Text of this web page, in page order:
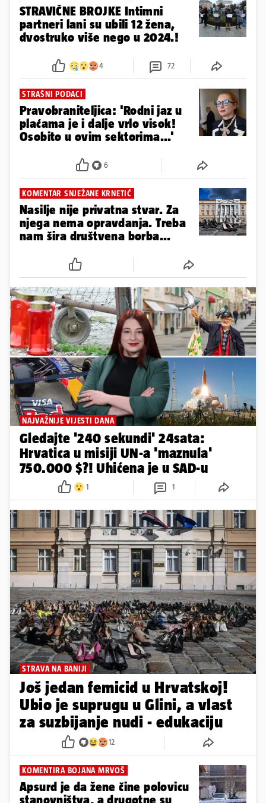
STRAVIČNE BROJKE Intimni
partneri lani su ubili 12 žena,
dvostruko više nego u 2024.!
4 72
STRAŠNI PODACI
Pravobraniteljica: 'Rodni jaz u
plaćama je i dalje vrlo visok!
Osobito u ovim sektorima...'
6
KOMENTAR SNJEŽANE KRNETIĆ
Nasilje nije privatna stvar. Za
njega nema opravdanja. Treba
nam šira društvena borba...
NAJVAŽNIJE VIJESTI DANA
Gledajte '240 sekundi' 24sata:
Hrvatica u misiji UN-a 'maznula'
750.000 $?! Uhićena je u SAD-u
1 1
STRAVA NA BANIJI
Još jedan femicid u Hrvatskoj!
Ubio je suprugu u Glini, a vlast
za suzbijanje nudi - edukaciju
12
KOMENTIRA BOJANA MRVOŠ
Apsurd je da žene čine polovicu
stanovništva, a drugotne su